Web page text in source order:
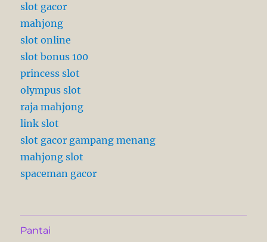
slot gacor
mahjong
slot online
slot bonus 100
princess slot
olympus slot
raja mahjong
link slot
slot gacor gampang menang
mahjong slot
spaceman gacor
Pantai